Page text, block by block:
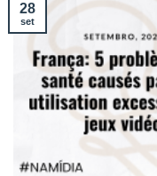
28
set